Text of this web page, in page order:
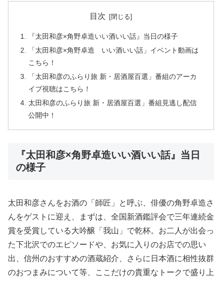
目次
『太田和彦×角野卓造いい酒いい話』当日の様子
「太田和彦×角野卓造 いい酒いい話」イベント動画は
こちら！
「太田和彦のふらり旅 新・居酒屋百選」番組のアーカ
イブ視聴はこちら！
太田和彦のふらり旅 新・居酒屋百選」番組見逃し配信
公開中！
『太田和彦×角野卓造いい酒いい話』当日
の様子
太田和彦さんをお酒の「師匠」と呼ぶ、俳優の角野卓造さ
んをゲストに迎え、まずは、全国新酒鑑評会で三年連続金
賞を受賞している大吟醸「我山」で乾杯。お二人が出会っ
た下北沢でのエピソードや、お気に入りのお店での思い
出、信州のおすすめの酒蔵紹介、さらに日本酒に相性抜群
のおつまみについて等、ここだけの貴重なトークで盛り上